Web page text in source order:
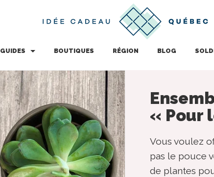
GUIDES BOUTIQUES RÉGION BLOG
« Pour
Vous voulez
pas le pouce
de plantes